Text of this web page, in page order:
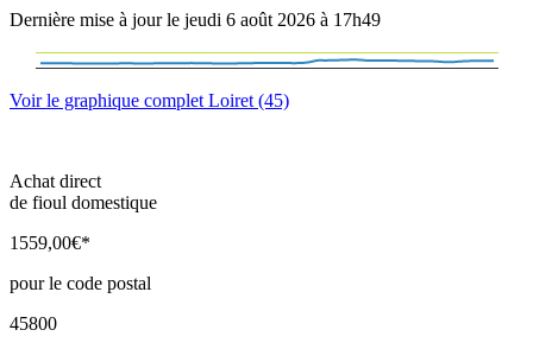
Dernière mise à jour le jeudi 6 août 2026 à 17h49
Voir le graphique complet Loiret (45)
Achat direct
de fioul domestique
1559,00€*
pour le code postal
45800